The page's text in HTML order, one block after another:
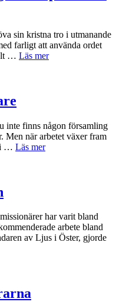
sin kristna tro i utmanande
farligt att använda ordet
… Läs mer
inte finns någon församling
Men när arbetet växer fram
i … Läs mer
har varit bland
arbete bland
av Ljus i Öster, gjorde